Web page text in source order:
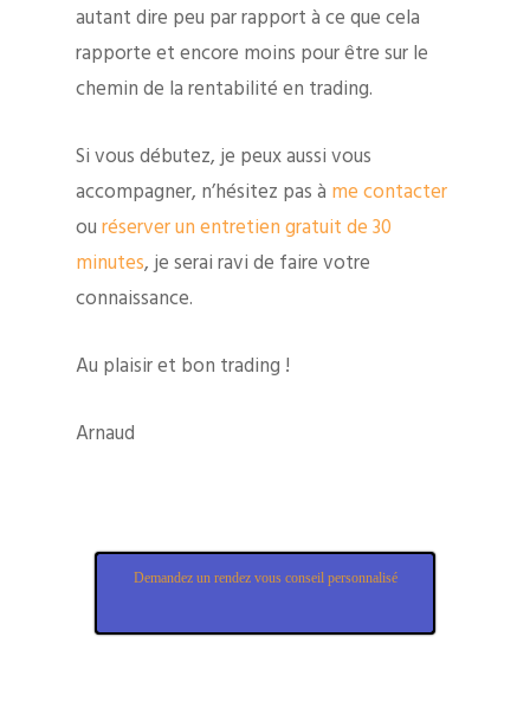
autant dire peu par rapport à ce que cela
rapporte et encore moins pour être sur le
chemin de la rentabilité en trading.
Si vous débutez, je peux aussi vous
accompagner, n’hésitez pas à me contacter
ouréserver un entretien gratuit de 30
minutes, je serai ravi de faire votre
connaissance.
Au plaisir et bon trading !
Arnaud
Demandez un rendez vous conseil personnalisé